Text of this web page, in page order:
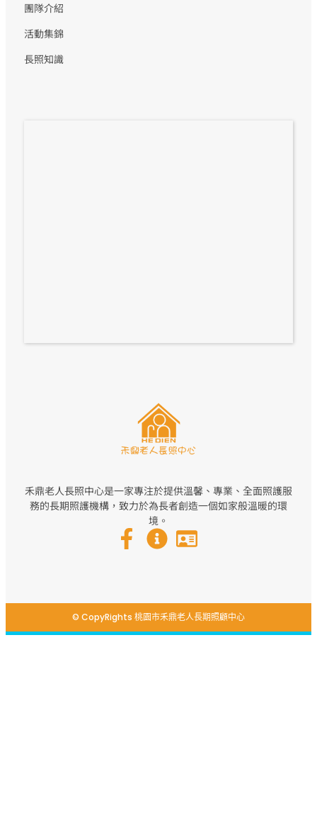
禾鼎老人長照中心是一家專注於提供溫馨、專業、全面照護服
務的長期照護機構，致力於為長者創造一個如家般溫暖的環
境。
團隊介紹
活動集錦
長照知識
© CopyRights 桃園市禾鼎老人長期照顧中心